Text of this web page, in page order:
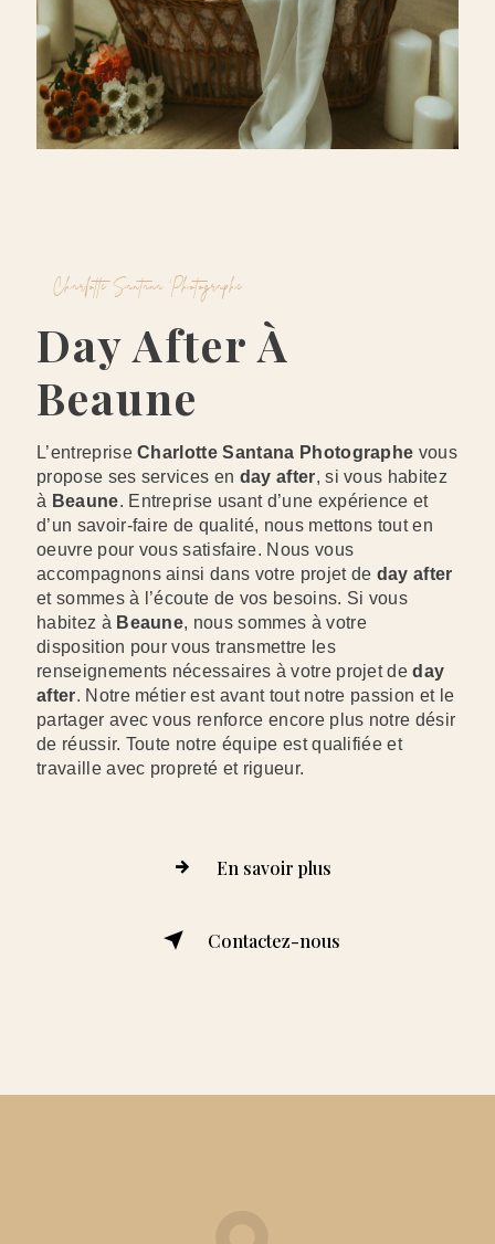
Charlotte Santana Photographe
Day After À
Beaune
L’entrepriseCharlotte Santana Photographe vous
propose ses services en day after, si vous habitez
à Beaune. Entreprise usant d’une expérience et
d’un savoir-faire de qualité, nous mettons tout en
oeuvre pour vous satisfaire. Nous vous
accompagnons ainsi dans votre projet de day after
et sommes à l’écoute de vos besoins. Si vous
habitez à Beaune, nous sommes à votre
disposition pour vous transmettre les
renseignements nécessaires à votre projet deday
after. Notre métier est avant tout notre passion et le
partager avec vous renforce encore plus notre désir
de réussir. Toute notre équipe est qualifiée et
travaille avec propreté et rigueur.
En savoir plus
Contactez-nous